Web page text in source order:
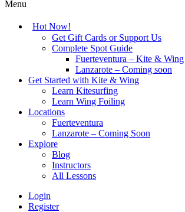
Menu
Hot Now!
Get Gift Cards or Support Us
Complete Spot Guide
Fuerteventura – Kite & Wing
Lanzarote – Coming soon
Get Started with Kite & Wing
Learn Kitesurfing
Learn Wing Foiling
Locations
Fuerteventura
Lanzarote – Coming Soon
Explore
Blog
Instructors
All Lessons
Login
Register